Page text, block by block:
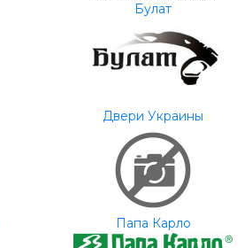
Булат
Двери Украины
Папа Карло